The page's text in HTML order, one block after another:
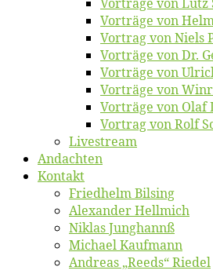
Vor­trä­ge von
Vor­trag von Niels
Vor­trä­ge von Dr.
Vor­trä­ge von
Vor­trä­ge von
Vor­trä­ge von Olaf
Vor­trag von Rolf
Live­stream
An­dach­ten
Kon­takt
Fried­helm Bilsing
Alex­an­der Hellmich
Ni­klas Junghannß
Mi­cha­el Kaufmann
An­dre­as „Reeds“ Riedel